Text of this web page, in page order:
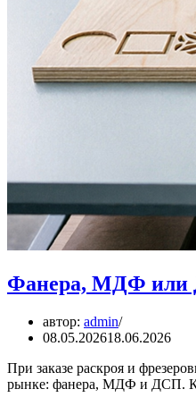
Фанера, МДФ или
автор: admin
08.05.202618.06.2026
При заказе раскроя и
рынке: фанера, МДФ и ДСП.